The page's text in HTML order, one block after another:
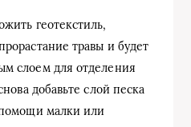
геотекстиль,
травы и будет
слоем для отделения
добавьте слой песка
малки или